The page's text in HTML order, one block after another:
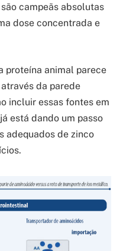
são campeãs absolutas
dose concentrada e
proteína animal parece
da parede
incluir essas fontes em
está dando um passo
adequados de zinco